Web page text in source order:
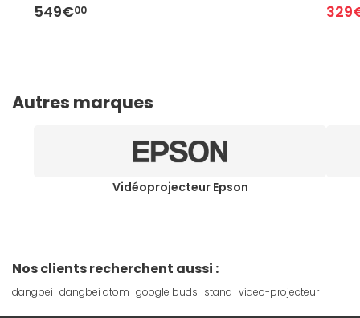
549€00
Autres marques
Vidéoprojecteur Epson
Nos clients recherchent aussi :
dangbei dangbei atom google buds stand video-projecteur